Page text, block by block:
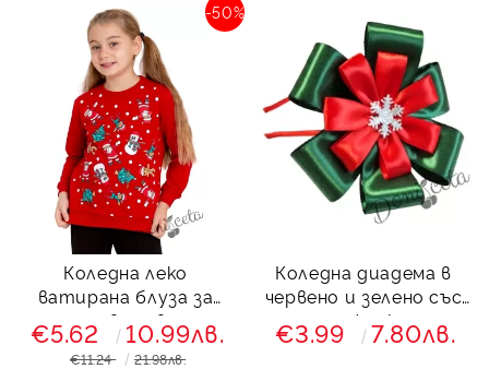
Коледна леко
ватирана блуза за
момиче в червено с
дълъг ръкав с коледни
мотиви
-50%
€5.62 10.99лв.
€11.24 21.98лв.
Коледна диадема в
червено и зелено със
снежинка
€3.99 7.80лв.